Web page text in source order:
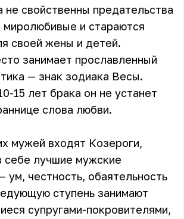
не свойственны предательства
и стараются
своей жены и детей.
занимает прославленный
— знак зодиака Весы.
15 лет брака он не устанет
слова любви.
мужей входят Козероги,
себе лучшие мужские
ум, честность, обаятельность
ступень занимают
супругами-покровителями,